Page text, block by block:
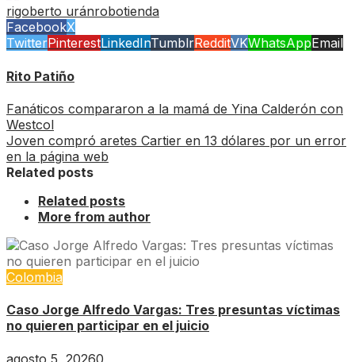
rigoberto uránrobotienda
FacebookX
TwitterPinterestLinkedInTumblrRedditVKWhatsAppEmail
Rito Patiño
Fanáticos compararon a la mamá de Yina Calderón con
Westcol
Joven compró aretes Cartier en 13 dólares por un error
en la página web
Related posts
Related posts
More from author
Colombia
Caso Jorge Alfredo Vargas: Tres presuntas víctimas
no quieren participar en el juicio
agosto 5, 20260